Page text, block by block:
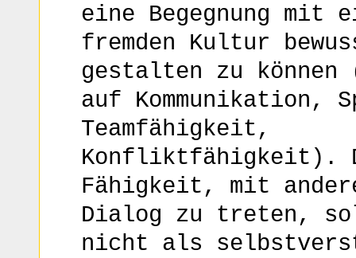
eine Begegnung mit
fremden Kultur
gestalten zu können
auf Kommunikation,
Teamfähigkeit,
Konfliktfähigkeit).
Fähigkeit, mit
Dialog zu treten,
nicht als